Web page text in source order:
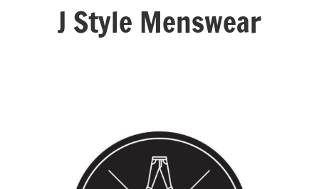
J Style Menswear